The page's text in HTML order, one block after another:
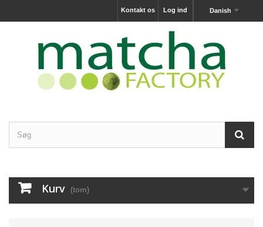
Danish
Log ind
Kontakt os
Kurv (tom)